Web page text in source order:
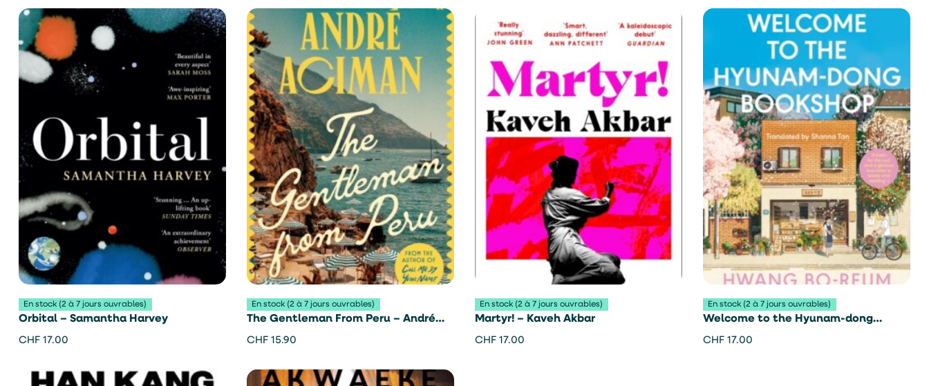
En stock (2 à 7 jours ouvrables)
Orbital – Samantha Harvey
CHF 17.00
En stock (2 à 7 jours ouvrables)
The Gentleman From Peru – André
Aciman
CHF 15.90
En stock (2 à 7 jours ouvrables)
Martyr! – Kaveh Akbar
CHF 17.00
En stock (2 à 7 jours ouvrables)
Welcome to the Hyunam-dong
Bookshop – Hwang Bo-Reum
CHF 17.00